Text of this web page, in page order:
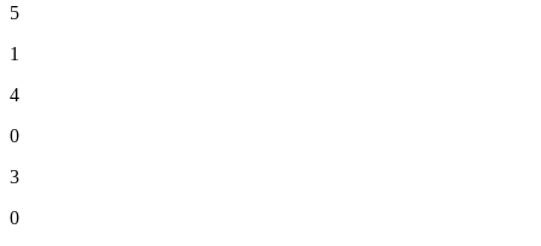
5
1
4
0
3
0